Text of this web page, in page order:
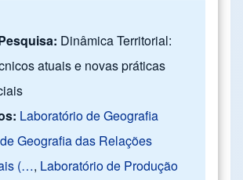
Dinâmica Territorial:
atuais e novas práticas
Laboratório de Geografia
Geografia das Relações
(…, Laboratório de Produção